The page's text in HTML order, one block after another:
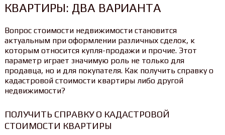
КВАРТИРЫ: ДВА ВАРИАНТА
Вопрос стоимости недвижимости становится
актуальным при оформлении различных сделок, к
которым относится купля-продажи и прочие. Этот
параметр играет значимую роль не только для
продавца, но и для покупателя. Как получить справку о
кадастровой стоимости квартиры либо другой
недвижимости?
ПОЛУЧИТЬ СПРАВКУ О КАДАСТРОВОЙ
СТОИМОСТИ КВАРТИРЫ